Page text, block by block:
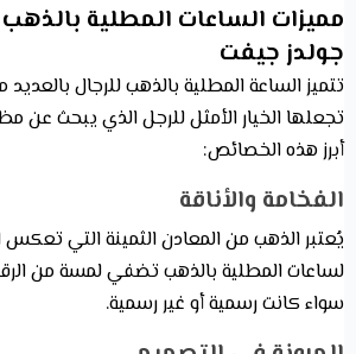
مميزات الساعات المطلية
جولدز جيفت
تتميز الساعة المطلية بالذهب للرجال
تجعلها الخيار الأمثل للرجل الذي يبحث عن
أبرز هذه الخصائص:
الفخامة والأناقة
يُعتبر الذهب من المعادن الثمينة التي
لساعات المطلية بالذهب تضفي لمسة من
سواء كانت رسمية أو غير رسمية.